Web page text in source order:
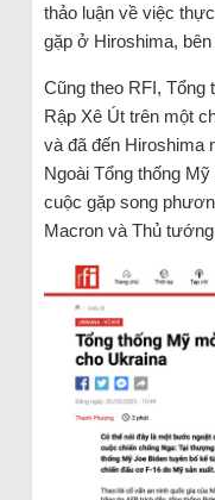
thảo luận về việc
gặp ở Hiroshima,
Cũng theo RFI, Tổng
Rập Xê Út trên một
và đã đến Hiroshima
Ngoài Tổng thống
cuộc gặp song
Macron và Thủ